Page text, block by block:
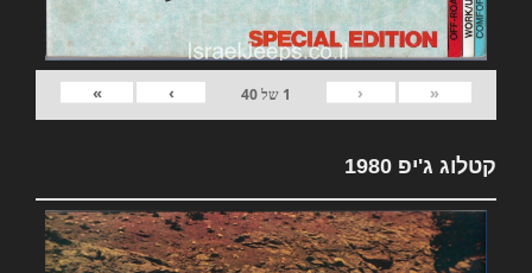
«
‹
1 של40
›
»
קטלוג ג'יפ 1980